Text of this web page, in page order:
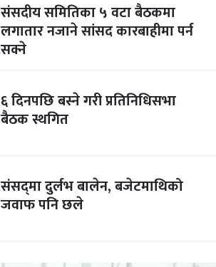
संसदीय समितिका ५ वटा बैठकमा
लगातार नजाने सांसद कारबाहीमा पर्न
सक्ने
६ दिनपछि बस्ने गरी प्रतिनिधिसभा
बैठक स्थगित
संसद्‌मा दुर्लभ बालेन, बजेटमाथिको
जवाफ पनि छले